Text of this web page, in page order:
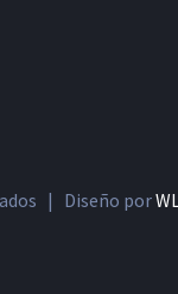
| Diseño por